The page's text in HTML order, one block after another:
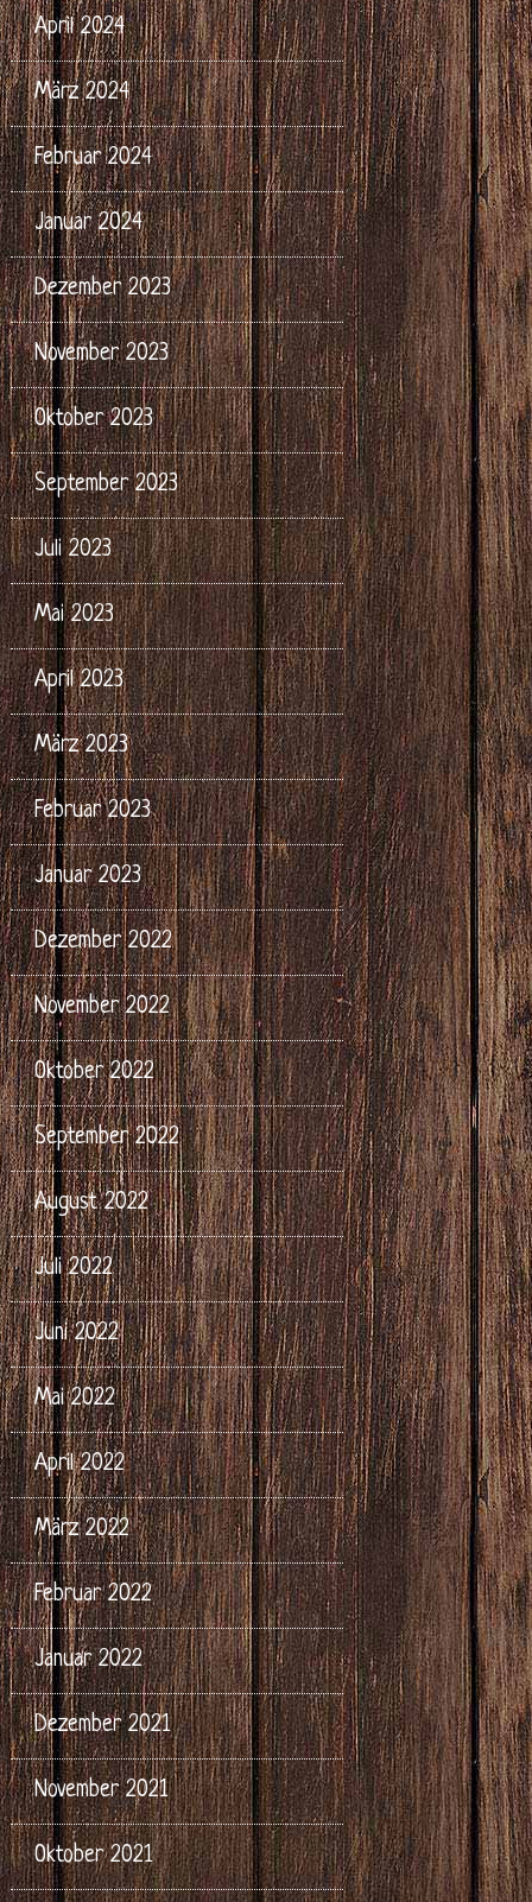
April 2024
März 2024
Februar 2024
Januar 2024
Dezember 2023
November 2023
Oktober 2023
September 2023
Juli 2023
Mai 2023
April 2023
März 2023
Februar 2023
Januar 2023
Dezember 2022
November 2022
Oktober 2022
September 2022
August 2022
Juli 2022
Juni 2022
Mai 2022
April 2022
März 2022
Februar 2022
Januar 2022
Dezember 2021
November 2021
Oktober 2021